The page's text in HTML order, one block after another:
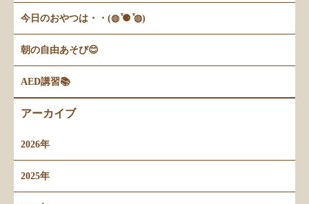
今日のおやつは・・(◍ ͒⚈ ͒◍)
朝の自由あそび😊
AED講習📚
アーカイブ
2026年
2025年